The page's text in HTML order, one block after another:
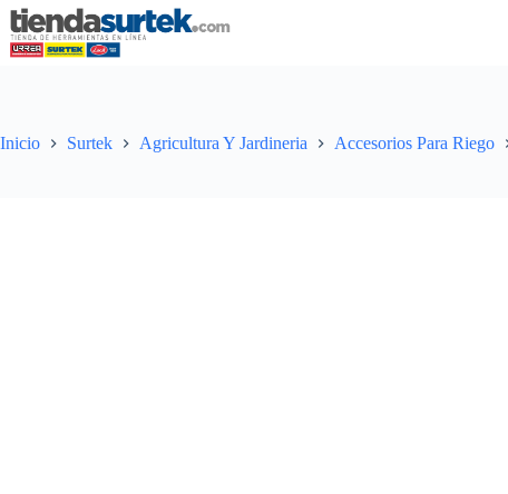
Saltar
al
contenido
Inicio Surtek Agricultura Y Jardineria Accesorios Para Riego